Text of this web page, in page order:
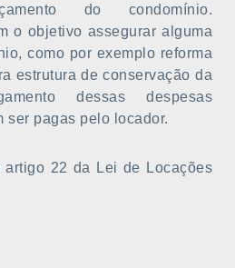
do condomínio.
o objetivo assegurar alguma
como por exemplo reforma
estrutura de conservação da
dessas despesas
ser pagas pelo locador.
artigo 22 da Lei de Locações